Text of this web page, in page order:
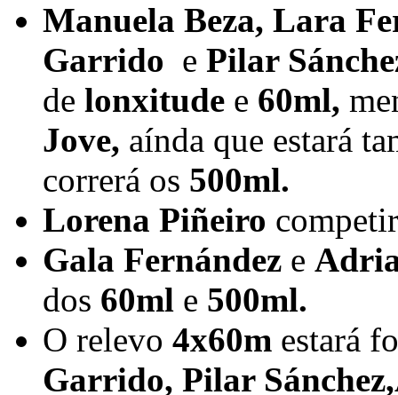
Manuela Beza, Lara
Garrido e Pilar
de lonxitude e 60ml,
Jove, aínda que estará
correrá os 500ml.
Lorena Piñeiro
Gala Fernández e
dos 60ml e 500ml.
O relevo 4x60m estará
Garrido, Pilar